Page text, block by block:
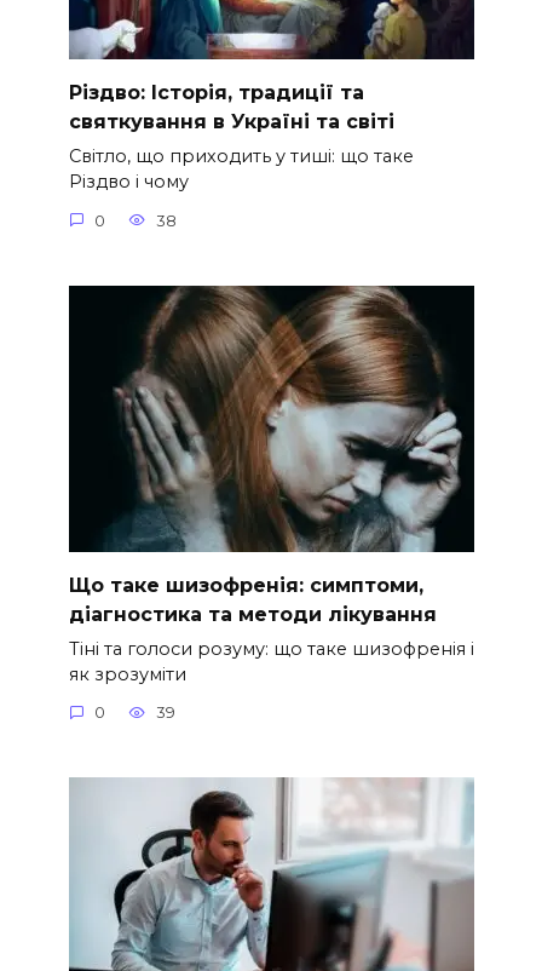
Різдво: Історія, традиції та
святкування в Україні та світі
Світло, що приходить у тиші: що таке
Різдво і чому
0 38
Що таке шизофренія: симптоми,
діагностика та методи лікування
Тіні та голоси розуму: що таке шизофренія і
як зрозуміти
0 39